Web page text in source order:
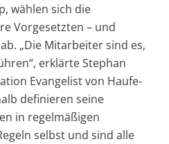
wählen sich die
Vorgesetzten – und
„Die Mitarbeiter sind es,
erklärte Stephan
Evangelist von Haufe-
definieren seine
in regelmäßigen
selbst und sind alle